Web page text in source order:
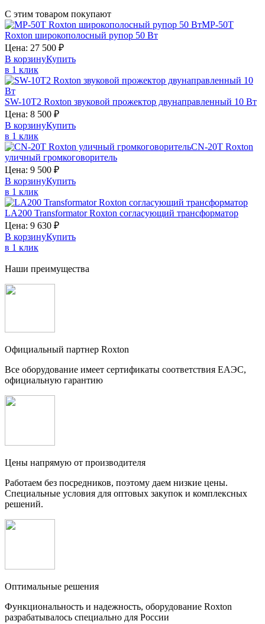
С этим товаром покупают
MP-50T
Roxton широкополосный рупор 50 Вт
Цена: 27 500 ₽
В корзинуКупить
в 1 клик
SW-10T2 Roxton звуковой прожектор двунаправленный 10 Вт
Цена: 8 500 ₽
В корзинуКупить
в 1 клик
CN-20T Roxton
уличный громкоговоритель
Цена: 9 500 ₽
В корзинуКупить
в 1 клик
LA200 TransformatorRoxton согласующий трансформатор
Цена: 9 630 ₽
В корзинуКупить
в 1 клик
Наши преимущества
Официальный партнер Roxton
Все оборудование имеет сертификаты соответствия ЕАЭС,
официальную гарантию
Цены напрямую от производителя
Работаем без посредников, поэтому даем низкие цены.
Специальные условия для оптовых закупок и комплексных
решений.
Оптимальные решения
Функциональность и надежность, оборудование Roxton
разрабатывалось специально для России